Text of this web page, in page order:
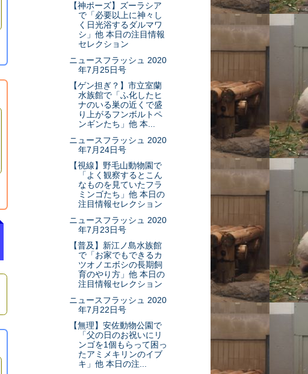
【神ポーズ】ズーラシア
で「必要以上に神々し
く日光浴するダルマワ
シ」他 本日の注目情報
セレクション
ニュースフラッシュ 2020
年7月25日号
【ゲン担ぎ？】市立室蘭
水族館で「ふ化したヒ
ナのいる巣の近くで盛
り上がるフンボルトペ
ンギンたち」他 本...
ニュースフラッシュ 2020
年7月24日号
【視線】野毛山動物園で
「よく観察するとこん
なものを見ていたフラ
ミンゴたち」他 本日の
注目情報セレクション
ニュースフラッシュ 2020
年7月23日号
【普及】新江ノ島水族館
で「お家でもできるカ
ツオノエボシの長期飼
育のやり方」他 本日の
注目情報セレクション
ニュースフラッシュ 2020
年7月22日号
【無理】安佐動物公園で
「父の日のお祝いにリ
ンゴを1個もらって困っ
たアミメキリンのイブ
キ」他 本日の注...